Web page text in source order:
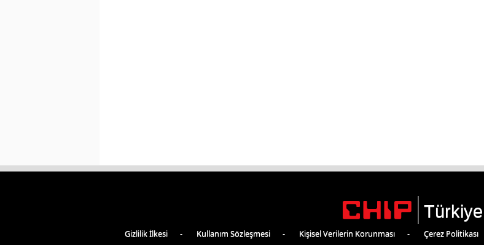
Türkiye
Gizlilik İlkesi Kullanım Sözleşmesi Kişisel Verilerin Korunması Çerez Politikası